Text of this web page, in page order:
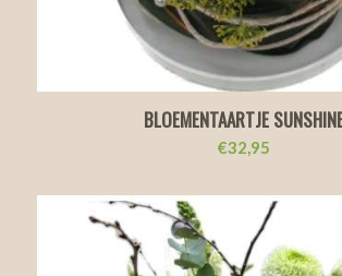
BLOEMENTAARTJE
€32,95